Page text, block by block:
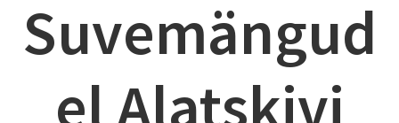
Suvemängud
el Alatskivi